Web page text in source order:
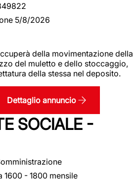
5/8/2026
della movimentazione della
del muletto e dello stoccaggio,
della stessa nel deposito.
Dettaglio annuncio
SOCIALE -
1600 - 1800 mensile